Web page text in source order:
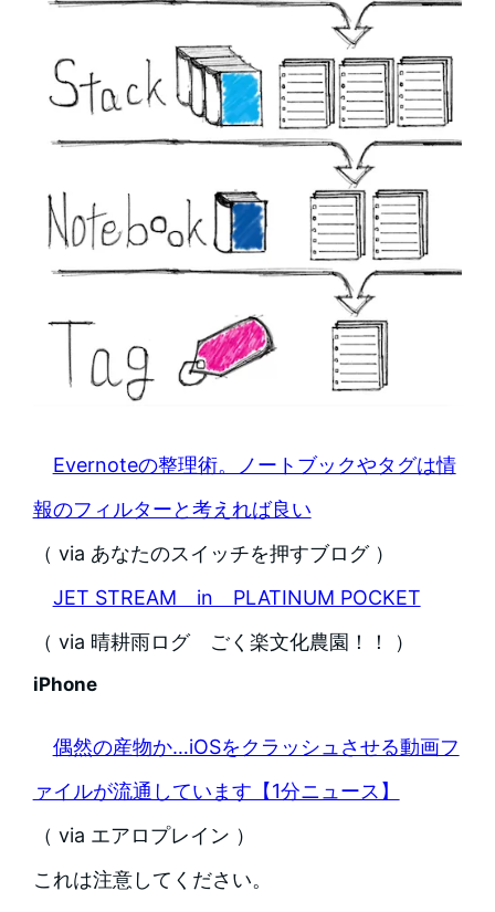
Evernoteの整理術。ノートブックやタグは情
報のフィルターと考えれば良い
（ via あなたのスイッチを押すブログ ）
JET STREAM in PLATINUM POCKET
（ via 晴耕雨ログ ごく楽文化農園！！ ）
iPhone
偶然の産物か…iOSをクラッシュさせる動画フ
ァイルが流通しています【1分ニュース】
（ via エアロプレイン ）
これは注意してください。